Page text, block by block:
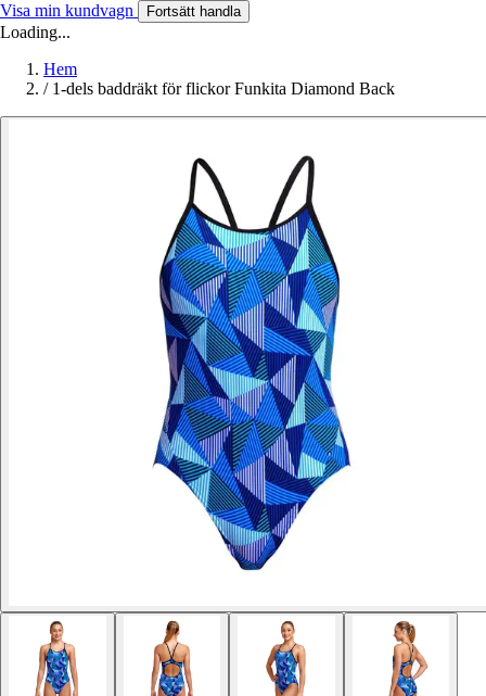
Visa min kundvagn Fortsätt handla
Loading...
Hem
/ 1-dels baddräkt för flickor Funkita Diamond Back